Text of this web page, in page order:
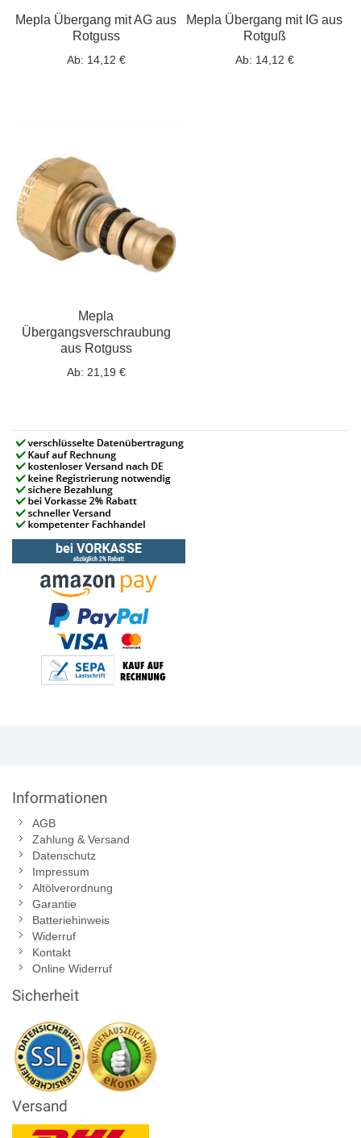
Mepla Übergang mit AG aus
Rotguss
Ab: 14,12 €
Mepla Übergang mit IG aus
Rotguß
Ab: 14,12 €
Mepla
Übergangsverschraubung
aus Rotguss
Ab: 21,19 €
Informationen
AGB
Zahlung & Versand
Datenschutz
Impressum
Altölverordnung
Garantie
Batteriehinweis
Widerruf
Kontakt
Online Widerruf
Sicherheit
Versand